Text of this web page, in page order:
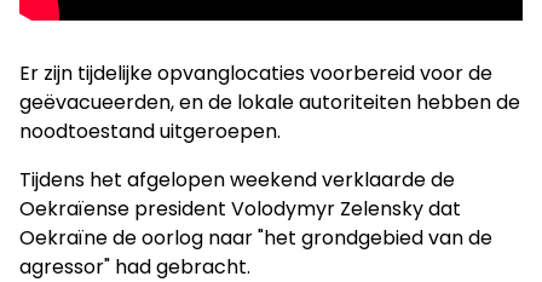
Er zijn tijdelijke opvanglocaties voorbereid voor de
geëvacueerden, en de lokale autoriteiten hebben de
noodtoestand uitgeroepen.
Tijdens het afgelopen weekend verklaarde de
Oekraïense president Volodymyr Zelensky dat
Oekraïne de oorlog naar "het grondgebied van de
agressor" had gebracht.